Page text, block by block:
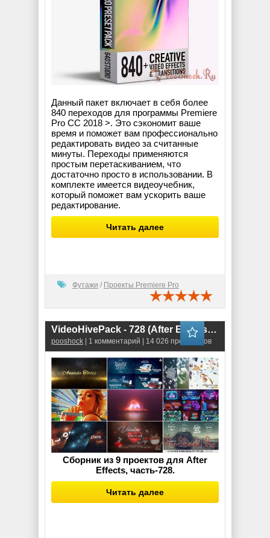
Данный пакет включает в себя более
840 переходов для программы Premiere
Pro CC 2018 >. Это сэкономит ваше
время и поможет вам профессионально
редактировать видео за считанные
минуты. Переходы применяются
простым перетаскиванием, что
достаточно просто в использовании. В
комплекте имеется видеоучебник,
который поможет вам ускорить ваше
редактирование.
Читать далее
Футажи / Проекты Premiere Pro
VideoHivePack - 728 (After Effects Projects Pack)
pooshock | 1 комментарий | 14 026 просмотров
Сборник из 9 проектов для After
Effects, часть-728.
Читать далее